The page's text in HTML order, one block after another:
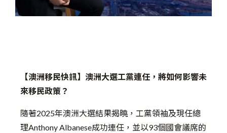
【澳洲移民快訊】 澳洲大選工黨連任，將如何影響未
來移民政策？
隨著2025年澳洲大選結果揭曉，工黨領袖及現任總
理Anthony Albanese成功連任，並以93個國會議席的